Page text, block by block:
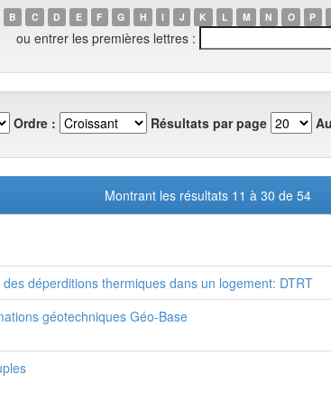
B C D E F G H I J K L M N O P
ou entrer les premières lettres :
Ordre : Résultats par page
Montrant les résultats 11 à 30 de 54
déperditions thermiques dans un logement: DTRT
géotechniques Géo-Base